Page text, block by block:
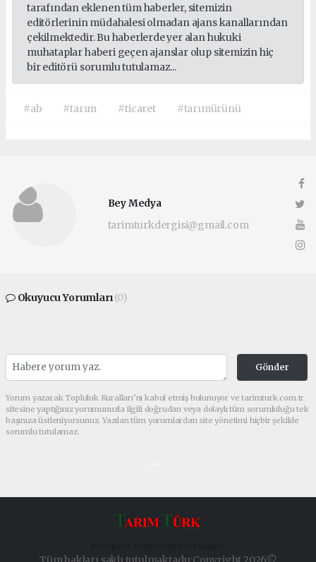
tarafından eklenen tüm haberler, sitemizin
editörlerinin müdahalesi olmadan ajans kanallarından
çekilmektedir. Bu haberlerde yer alan hukuki
muhataplar haberi geçen ajanslar olup sitemizin hiç
bir editörü sorumlu tutulamaz...
#ab #tarım #ticaret #tarımürünü
Bey Medya
tarimturkdergisi@gmail.com
Okuyucu Yorumları(0)
Gönder
Yorum yazarak Topluluk Kuralları’nı kabul etmiş bulunuyor ve tarimturk.com.tr
sitesine yaptığınız yorumunuzla ilgili doğrudan veya dolaylı tüm sorumluluğu tek
başınıza üstleniyorsunuz. Yazılan tüm yorumlardan site yönetimi hiçbir şekilde
sorumlu tutulamaz.